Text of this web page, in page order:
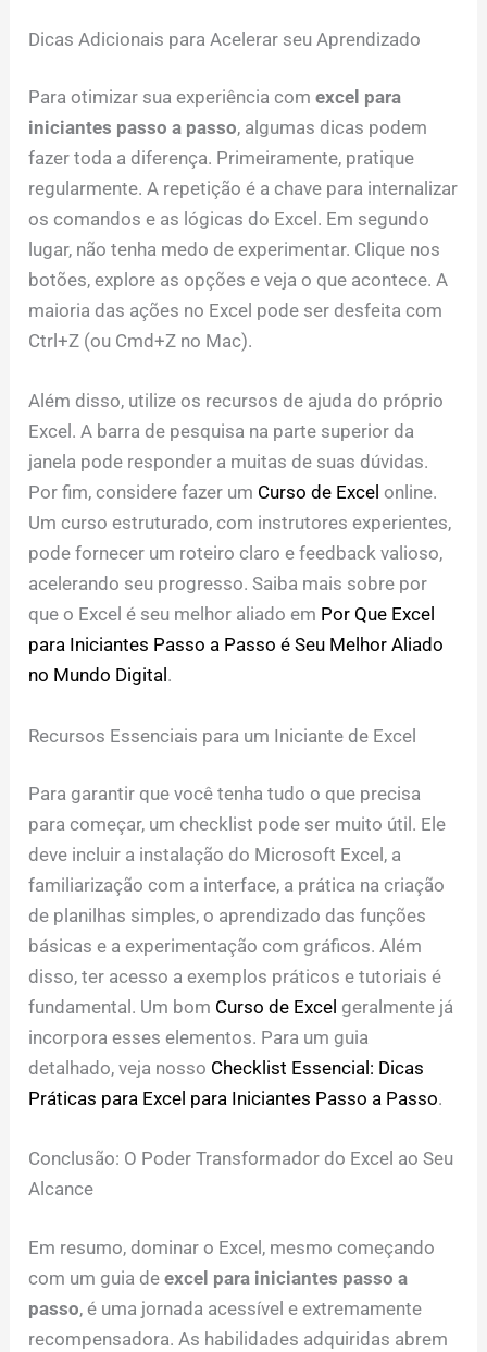
Dicas Adicionais para Acelerar seu Aprendizado
Para otimizar sua experiência comexcel para
iniciantes passo a passo, algumas dicas podem
fazer toda a diferença. Primeiramente, pratique
regularmente. A repetição é a chave para internalizar
os comandos e as lógicas do Excel. Em segundo
lugar, não tenha medo de experimentar. Clique nos
botões, explore as opções e veja o que acontece. A
maioria das ações no Excel pode ser desfeita com
Ctrl+Z (ou Cmd+Z no Mac).
Além disso, utilize os recursos de ajuda do próprio
Excel. A barra de pesquisa na parte superior da
janela pode responder a muitas de suas dúvidas.
Por fim, considere fazer um Curso de Excel online.
Um curso estruturado, com instrutores experientes,
pode fornecer um roteiro claro e feedback valioso,
acelerando seu progresso. Saiba mais sobre por
que o Excel é seu melhor aliado em Por Que Excel
para Iniciantes Passo a Passo é Seu Melhor Aliado
no Mundo Digital .
Recursos Essenciais para um Iniciante de Excel
Para garantir que você tenha tudo o que precisa
para começar, um checklist pode ser muito útil. Ele
deve incluir a instalação do Microsoft Excel, a
familiarização com a interface, a prática na criação
de planilhas simples, o aprendizado das funções
básicas e a experimentação com gráficos. Além
disso, ter acesso a exemplos práticos e tutoriais é
fundamental. Um bom Curso de Excel geralmente já
incorpora esses elementos. Para um guia
detalhado, veja nosso Checklist Essencial: Dicas
Práticas para Excel para Iniciantes Passo a Passo.
Conclusão: O Poder Transformador do Excel ao Seu
Alcance
Em resumo, dominar o Excel, mesmo começando
com um guia deexcel para iniciantes passo a
passo, é uma jornada acessível e extremamente
recompensadora. As habilidades adquiridas abrem